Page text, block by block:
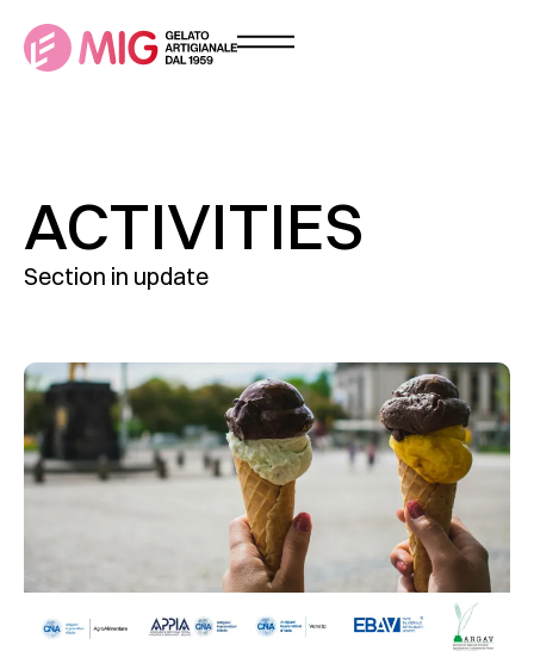
ACTIVITIES
Section in update